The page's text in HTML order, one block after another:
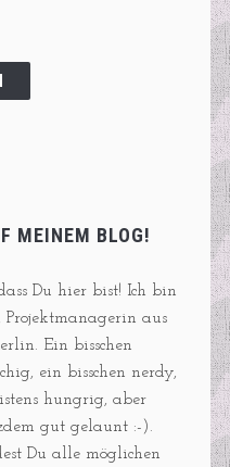
MEINEM BLOG!
Du hier bist! Ich bin
Projektmanagerin aus
Ein bisschen
ein bisschen nerdy,
hungrig, aber
gut gelaunt :-).
Du alle möglichen